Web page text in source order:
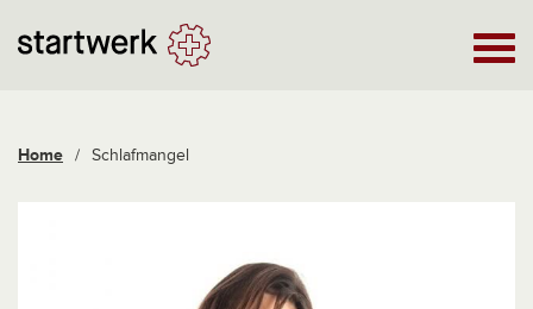
Home / Schlafmangel